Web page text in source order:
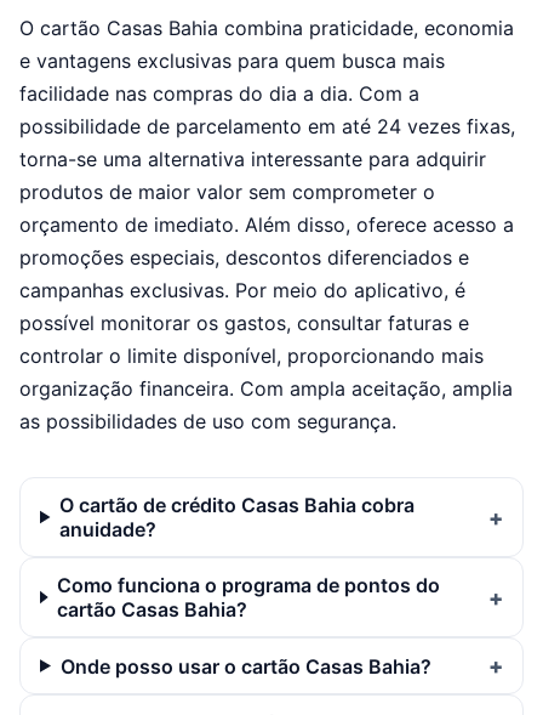
O cartão Casas Bahia combina praticidade, economia
e vantagens exclusivas para quem busca mais
facilidade nas compras do dia a dia. Com a
possibilidade de parcelamento em até 24 vezes fixas,
torna-se uma alternativa interessante para adquirir
produtos de maior valor sem comprometer o
orçamento de imediato. Além disso, oferece acesso a
promoções especiais, descontos diferenciados e
campanhas exclusivas. Por meio do aplicativo, é
possível monitorar os gastos, consultar faturas e
controlar o limite disponível, proporcionando mais
organização financeira. Com ampla aceitação, amplia
as possibilidades de uso com segurança.
O cartão de crédito Casas Bahia cobra
anuidade?
Como funciona o programa de pontos do
cartão Casas Bahia?
Onde posso usar o cartão Casas Bahia?